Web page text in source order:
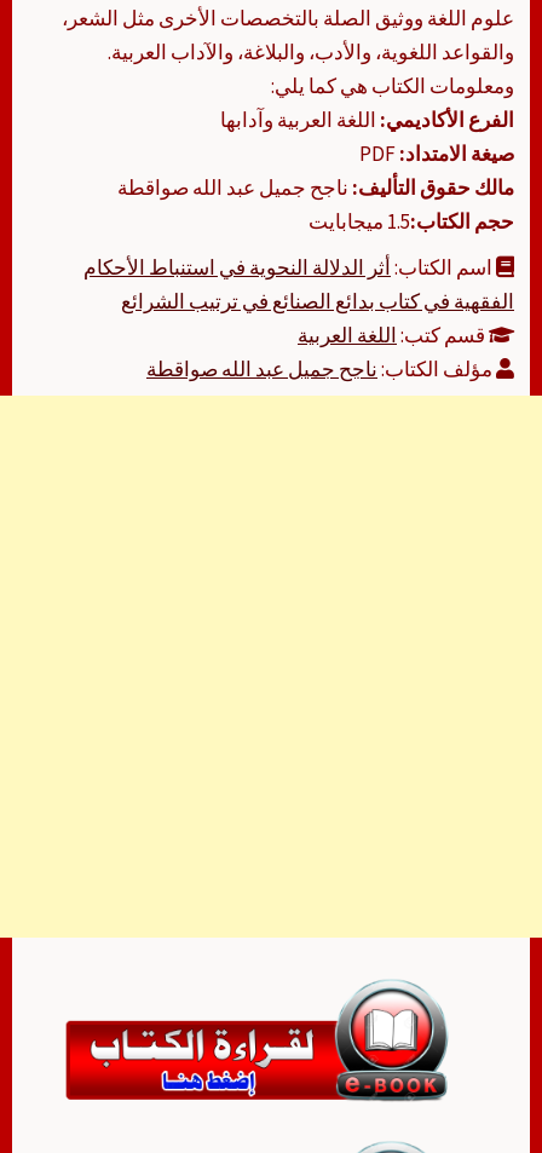
علوم اللغة ووثيق الصلة بالتخصصات الأخرى مثل الشعر،
والقواعد اللغوية، والأدب، والبلاغة، والآداب العربية.
ومعلومات الكتاب هي كما يلي:
الفرع الأكاديمي: اللغة العربية وآدابها
صيغة الامتداد:
مالك حقوق التأليف: ناجح جميل عبد الله صواقطة
حجم الكتاب:1.5 ميجابايت
اسم الكتاب:أثر الدلالة النحوية في استنباط الأحكام
الفقهية في كتاب بدائع الصنائع في ترتيب الشرائع
قسم كتب:اللغة العربية
مؤلف الكتاب:ناجح جميل عبد الله صواقطة